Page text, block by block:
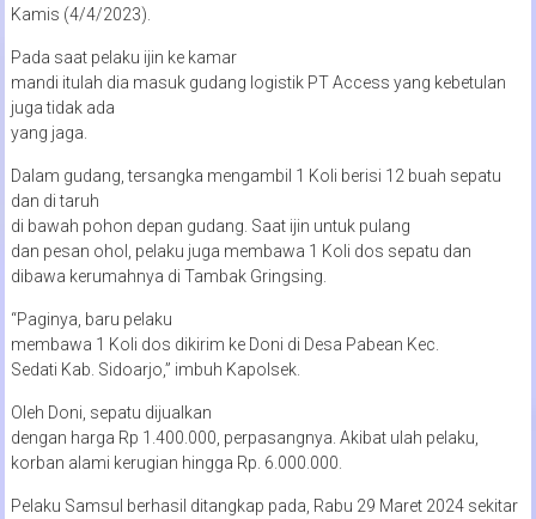
Kamis (4/4/2023).
Pada saat pelaku ijin ke kamar
mandi itulah dia masuk gudang logistik PT Access yang kebetulan
juga tidak ada
yang jaga.
Dalam gudang, tersangka mengambil 1 Koli berisi 12 buah sepatu
dan di taruh
di bawah pohon depan gudang. Saat ijin untuk pulang
dan pesan ohol, pelaku juga membawa 1 Koli dos sepatu dan
dibawa kerumahnya di Tambak Gringsing.
“Paginya, baru pelaku
membawa 1 Koli dos dikirim ke Doni di Desa Pabean Kec.
Sedati Kab. Sidoarjo,” imbuh Kapolsek.
Oleh Doni, sepatu dijualkan
dengan harga Rp 1.400.000, perpasangnya. Akibat ulah pelaku,
korban alami kerugian hingga Rp. 6.000.000.
Pelaku Samsul berhasil ditangkap pada, Rabu 29 Maret 2024 sekitar